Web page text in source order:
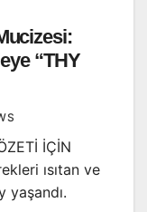
“THY
İÇİN
ısıtan ve
yaşandı.